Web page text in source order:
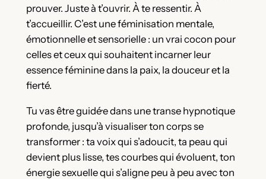
prouver. Juste à t’ouvrir. À te ressentir. À
t’accueillir. C’est une féminisation mentale,
émotionnelle et sensorielle : un vrai cocon pour
celles et ceux qui souhaitent incarner leur
essence féminine dans la paix, la douceur et la
fierté.
Tu vas être guidé·e dans une transe hypnotique
profonde, jusqu’à visualiser ton corps se
transformer : ta voix qui s’adoucit, ta peau qui
devient plus lisse, tes courbes qui évoluent, ton
énergie sexuelle qui s’aligne peu à peu avec ton